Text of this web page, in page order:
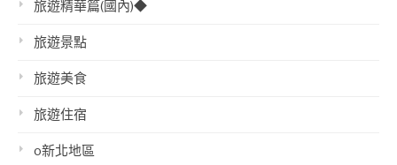
旅遊精華篇(國內)◆
旅遊景點
旅遊美食
旅遊住宿
o新北地區